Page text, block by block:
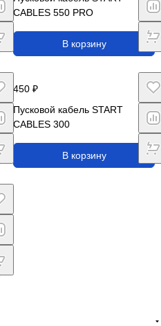
CABLES 550 PRO
В корзину
450 ₽
Пусковой кабель START
CABLES 300
В корзину